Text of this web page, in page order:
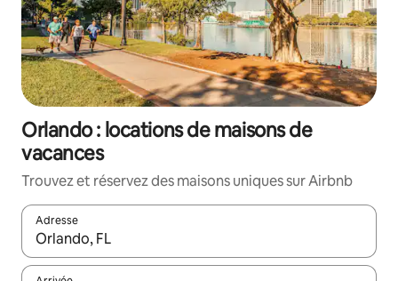
Orlando : locations de maisons de
vacances
Trouvez et réservez des maisons uniques sur Airbnb
Adresse
Lorsque les résultats s'affichent, utilisez les flèches vers le